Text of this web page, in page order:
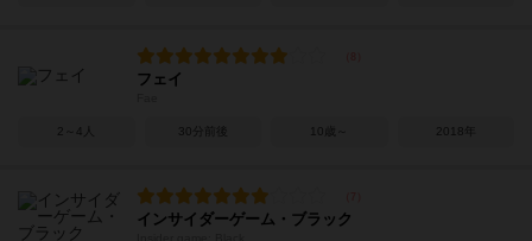
フェイ
2～4人 30分前後 10歳～ 2018年
インサイダーゲーム・ブラック